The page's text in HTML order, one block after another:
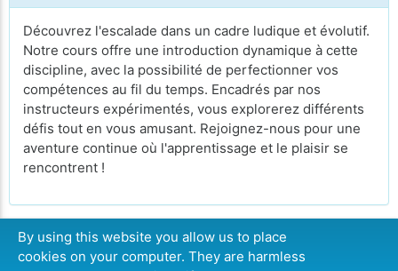
Découvrez l'escalade dans un cadre ludique et évolutif.
Notre cours offre une introduction dynamique à cette
discipline, avec la possibilité de perfectionner vos
compétences au fil du temps. Encadrés par nos
instructeurs expérimentés, vous explorerez différents
défis tout en vous amusant. Rejoignez-nous pour une
aventure continue où l'apprentissage et le plaisir se
rencontrent !
CONTINUER
By using this website you allow us to place
cookies on your computer. They are harmless